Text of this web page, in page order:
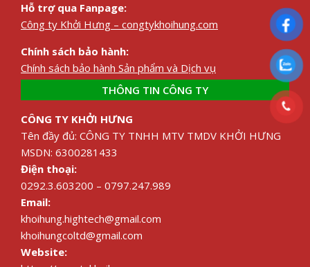
Hỗ trợ qua Fanpage:
Công ty Khởi Hưng – congtykhoihung.com
Chính sách bảo hành:
Chính sách bảo hành Sản phẩm và Dịch vụ
THÔNG TIN CÔNG TY
CÔNG TY KHỞI HƯNG
Tên đầy đủ: CÔNG TY TNHH MTV TMDV KHỞI HƯNG
MSDN: 6300281433
Điện thoại:
0292.3.603200 – 0797.247.989
Email:
khoihung.hightech@gmail.com
khoihungcoltd@gmail.com
Website: